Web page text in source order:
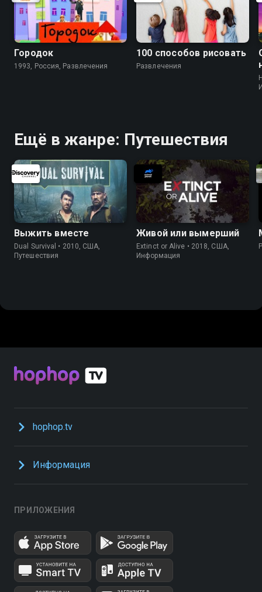
Городок
1993, Россия, Развлечения
100 cпособов рисовать
Развлечения
Ещё в жанре: Путешествия
Выжить вместе
Dual Survival • 2010, США,
Путешествия
Живой или вымерший
Extinct or Alive • 2018, США,
Информация
hophop.tv
Информация
ПРИЛОЖЕНИЯ